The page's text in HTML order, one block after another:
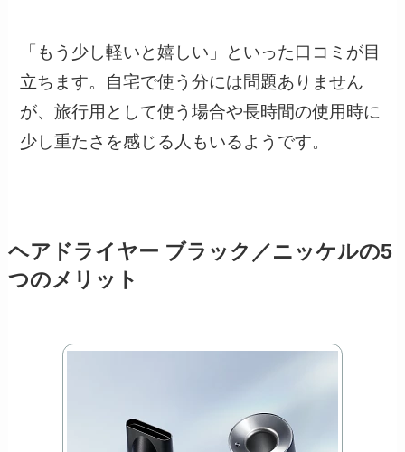
「もう少し軽いと嬉しい」といった口コミが目
立ちます。自宅で使う分には問題ありません
が、旅行用として使う場合や長時間の使用時に
少し重たさを感じる人もいるようです。
ヘアドライヤー ブラック／ニッケルの5
つのメリット